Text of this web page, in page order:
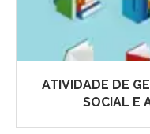
ATIVIDADE DE
SOCIAL E